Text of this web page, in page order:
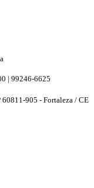
| 99246-6625
60811-905 - Fortaleza / CE